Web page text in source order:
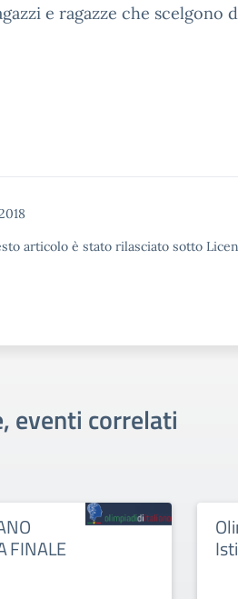
e ragazze che scelgono
articolo è stato rilasciato sotto
eventi correlati
FINALE